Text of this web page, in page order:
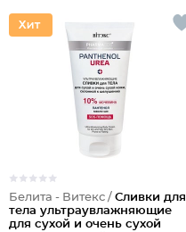
Белита - Витекс / Сливки для
тела ультраувлажняющие
для сухой и очень сухой